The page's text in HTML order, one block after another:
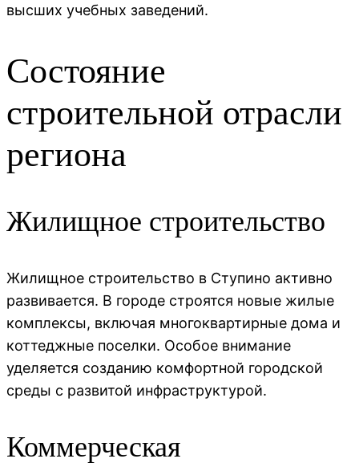
высших учебных заведений.
Состояние
строительной отрасли
региона
Жилищное строительство
Жилищное строительство в Ступино активно
развивается. В городе строятся новые жилые
комплексы, включая многоквартирные дома и
коттеджные поселки. Особое внимание
уделяется созданию комфортной городской
среды с развитой инфраструктурой.
Коммерческая